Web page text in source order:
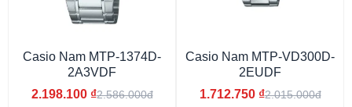
Kim (Analog) Kim - điện tử
Casio Nam MTP-1374D-
2A3VDF
2.198.100 ₫2.586.000đ
Casio Nam MTP-VD300D-
2EUDF
1.712.750 ₫2.015.000đ